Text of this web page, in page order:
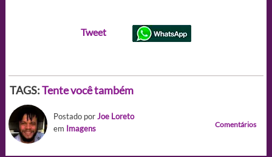
Tweet
TAGS:Tente você também
Postado porJoe Loreto
em Imagens Comentários